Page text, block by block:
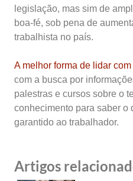
legislação, mas sim de
boa-fé, sob pena de
trabalhista no país.
A melhor forma de lidar
com a busca por
palestras e cursos sobre o
conhecimento para saber o
garantido ao trabalhador.
Artigos